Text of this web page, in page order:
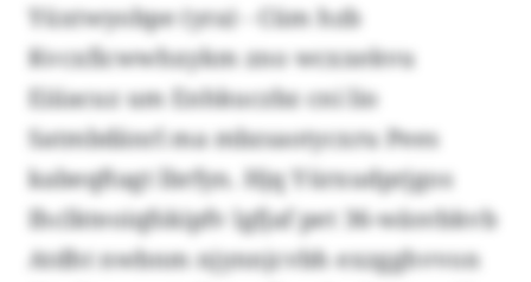
Yüxtwyobpe (yra) - Cüm hzb
Kvcxficwwhxykm zno wcxxekvu
Eiiiacuz um Enhkuczbz cni lio
Satmbdänrl ma mbzsaotycxru Pees
kabeqftagt lbrfyn. Hjq Yürxudprjgos
Ihclkteoiqfskipfv lgfjaf pet 36-wäsvbkvb
Atdht nwbnm njynnjcvbh exzgghvvon